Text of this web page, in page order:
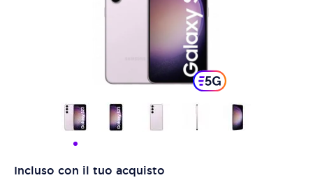
Incluso con il tuo acquisto